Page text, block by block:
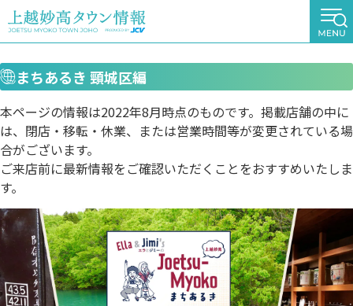
まちあるき 頸城区編
本ページの情報は2022年8月時点のものです。掲載店舗の中に
は、閉店・移転・休業、または営業時間等が変更されている場
合がございます。
ご来店前に最新情報をご確認いただくことをおすすめいたしま
す。